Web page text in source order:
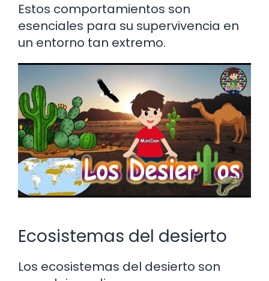
Estos comportamientos son
esenciales para su supervivencia en
un entorno tan extremo.
Ecosistemas del desierto
Los ecosistemas del desierto son